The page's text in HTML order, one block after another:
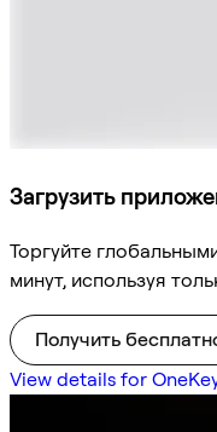
Загрузить
Торгуйте
минут, используя
Получить
View details for